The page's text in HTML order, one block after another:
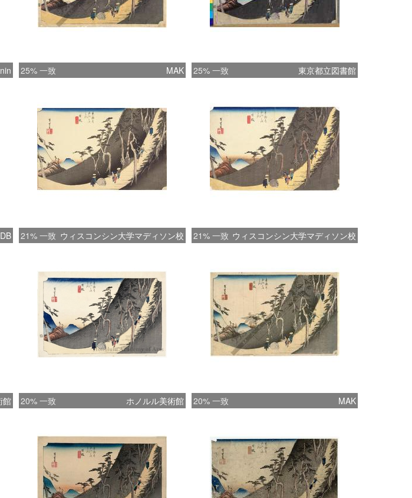
25% 一致 MAK 25% 一致 東京都立図書館
21% 一致 ウィスコンシン大学マディソン校 21% 一致 ウィスコンシン大学マディソン校
館 20% 一致 ホノルル美術館 20% 一致 MAK